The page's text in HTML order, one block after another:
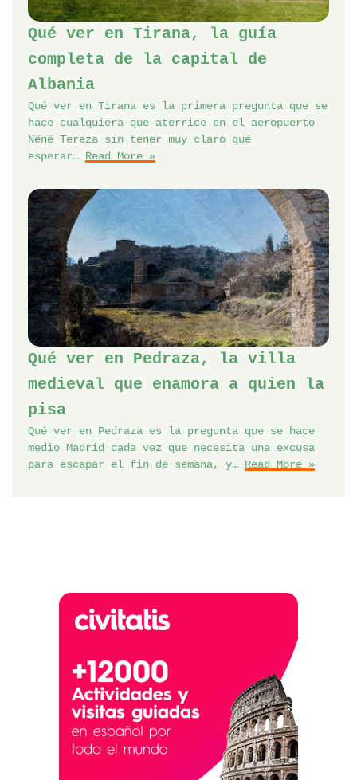
Qué ver en Tirana, la guía
completa de la capital de
Albania
Qué ver en Tirana es la primera pregunta que se
hace cualquiera que aterrice en el aeropuerto
Nënë Tereza sin tener muy claro qué
esperar… Read More »
Qué ver en Pedraza, la villa
medieval que enamora a quien la
pisa
Qué ver en Pedraza es la pregunta que se hace
medio Madrid cada vez que necesita una excusa
para escapar el fin de semana, y… Read More »